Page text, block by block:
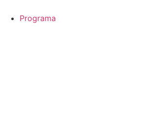
Programa